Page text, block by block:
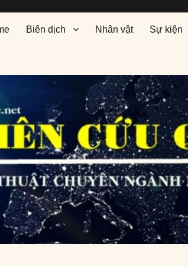
Biên dịch Nhân vật Sự kiện